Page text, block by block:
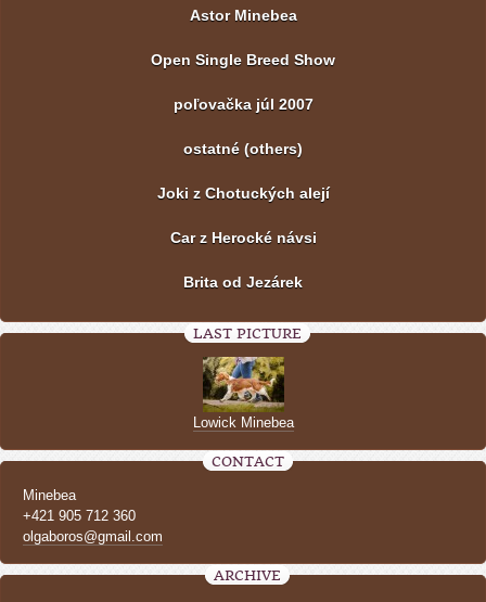
Astor Minebea
Open Single Breed Show
poľovačka júl 2007
ostatné (others)
Joki z Chotuckých alejí
Car z Herocké návsi
Brita od Jezárek
LAST PICTURE
Lowick Minebea
CONTACT
Minebea
+421 905 712 360
olgaboros@gmail.com
ARCHIVE